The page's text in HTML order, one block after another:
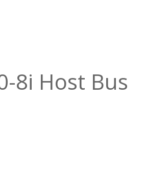
8i Host Bus